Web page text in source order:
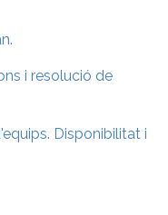
i resolució de
Disponibilitat i